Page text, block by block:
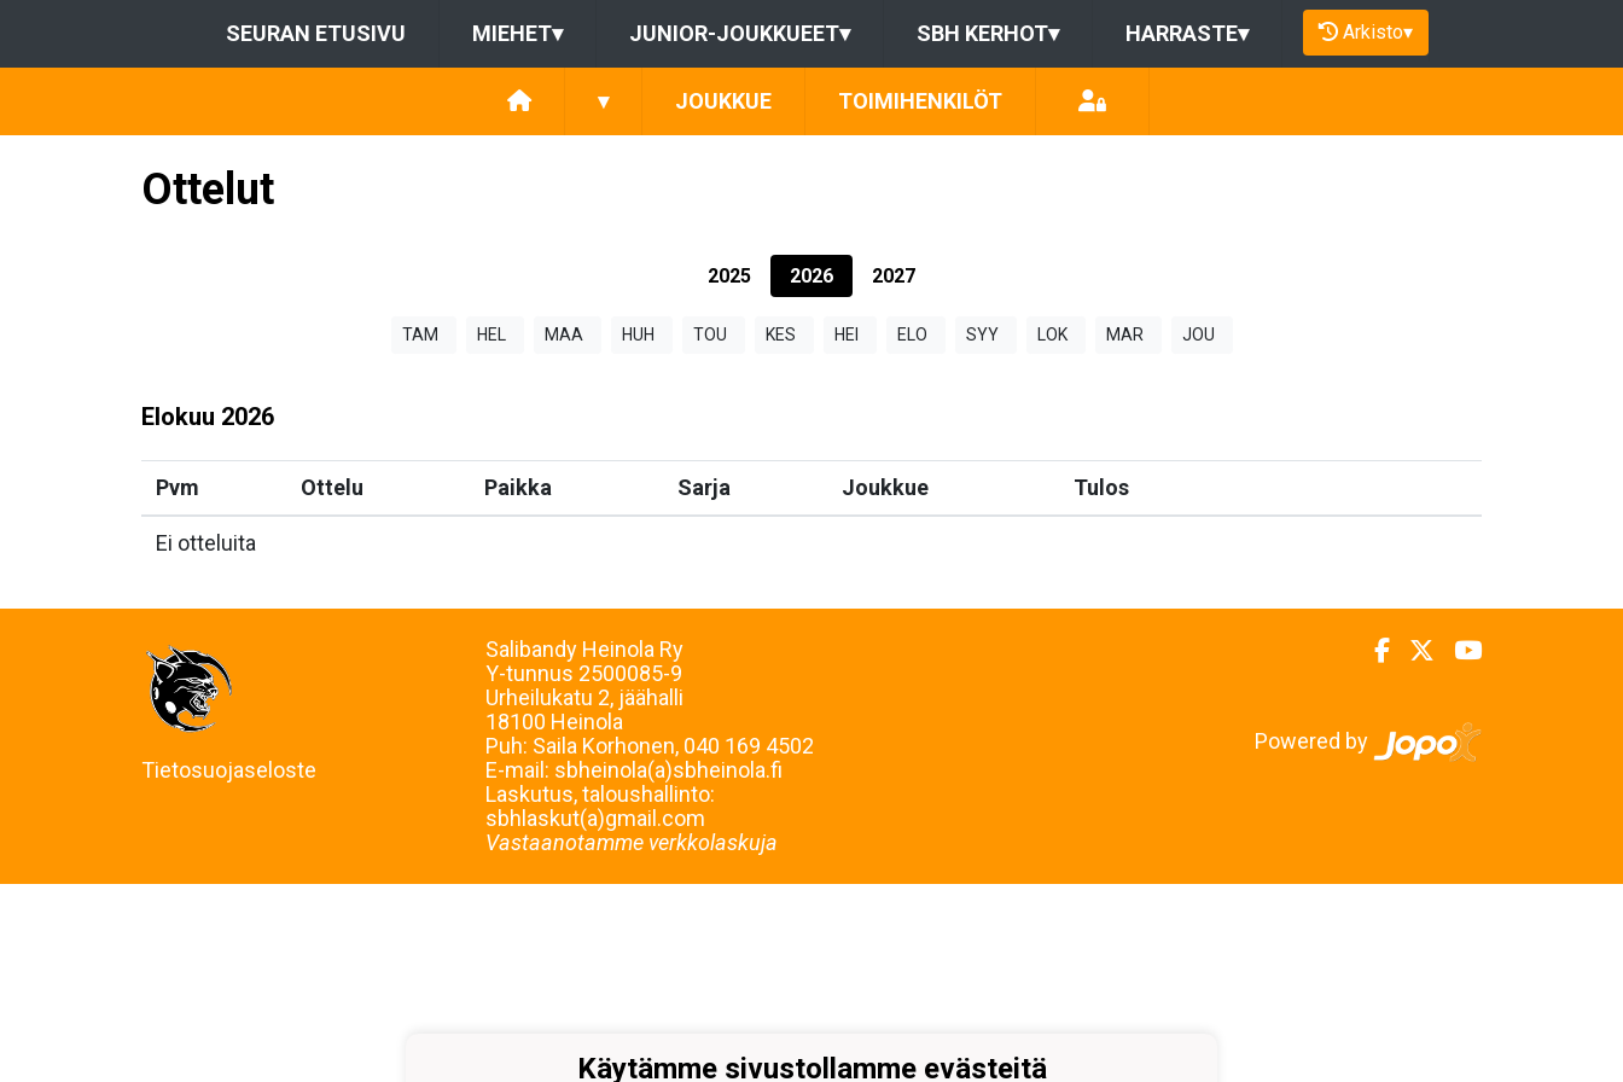
SEURAN ETUSIVU MIEHET▾ JUNIOR-JOUKKUEET▾ SBH KERHOT▾ HARRASTE▾ Arkisto▾
▾ JOUKKUE TOIMIHENKILÖT
Ottelut
2025 2026 2027
TAM HEL MAA HUH TOU KES HEI ELO SYY LOK MAR JOU
Elokuu 2026
Pvm Ottelu Paikka Sarja Joukkue Tulos
Ei otteluita
Tietosuojaseloste
Salibandy Heinola Ry
Y-tunnus 2500085-9
Urheilukatu 2, jäähalli
18100 Heinola
Puh: Saila Korhonen, 040 169 4502
E-mail: sbheinola(a)sbheinola.fi
Laskutus, taloushallinto:
sbhlaskut(a)gmail.com
Vastaanotamme verkkolaskuja
Powered by
Käytämme sivustollamme evästeitä